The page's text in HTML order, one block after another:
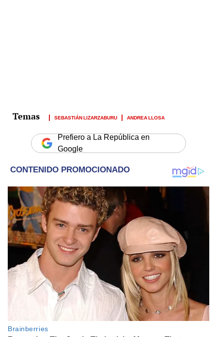
SEBASTIÁN LIZARZABURU ANDREA LLOSA
Prefiero a La República en
Google